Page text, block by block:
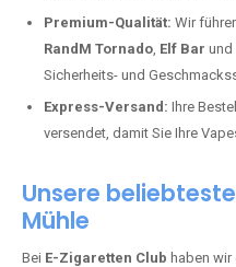
Premium-Qualität: Wir
RandM Tornado, Elf Bar und
Sicherheits- und
Express-Versand: Ihre
versendet, damit Sie Ihre
Unsere
Mühle
Bei E-Zigaretten Club haben